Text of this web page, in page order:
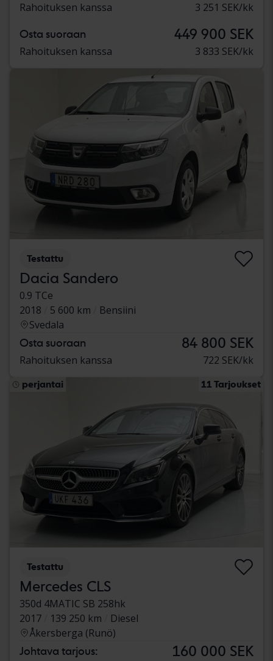
Rahoituksen kanssa 3 251 SEK/kk
Osta suoraan 449 900 SEK
Rahoituksen kanssa 3 833 SEK/kk
Testattu
Dacia Sandero
0.9 TCe
2018
5 600 km
Bensiini
Svedala
Osta suoraan 84 800 SEK
Rahoituksen kanssa 722 SEK/kk
perjantai 11 Tarjoukset
Testattu
Mercedes CLS
350d 4MATIC SB 258hk
2017
139 250 km
Diesel
Åkersberga (Runö)
Johtava tarjous: 160 000 SEK